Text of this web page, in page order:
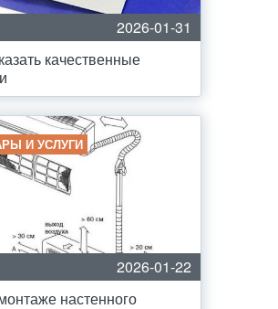
2026-01-31
качественные
И УСЛУГИ
2026-01-22
настенного